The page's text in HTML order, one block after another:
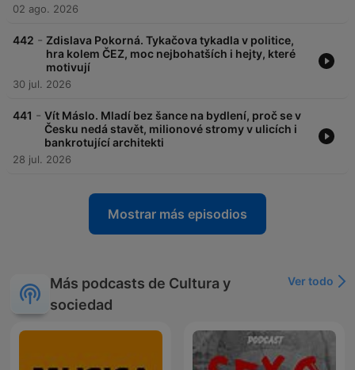
02 ago. 2026
442 - Zdislava Pokorná. Tykačova tykadla v politice,
hra kolem ČEZ, moc nejbohatších i hejty, které
motivují
30 jul. 2026
441 - Vít Máslo. Mladí bez šance na bydlení, proč se v
Česku nedá stavět, milionové stromy v ulicích i
bankrotující architekti
28 jul. 2026
Mostrar más episodios
Más podcasts de Cultura y
sociedad
Ver todo